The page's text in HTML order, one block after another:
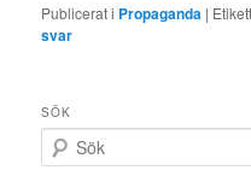
Publicerat i Propaganda |
svar
SÖK
ö